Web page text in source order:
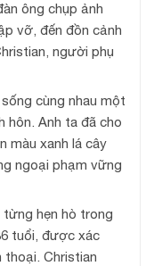
ông chụp ảnh
vỡ, đến đồn cảnh
người phụ
cùng nhau một
hôn. Anh ta đã cho
màu xanh lá cây
ngoại phạm vững
từng hẹn hò trong
tuổi, được xác
thoại. Christian